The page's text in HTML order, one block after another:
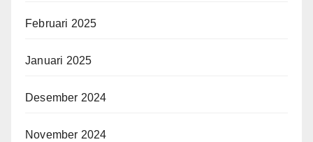
Februari 2025
Januari 2025
Desember 2024
November 2024